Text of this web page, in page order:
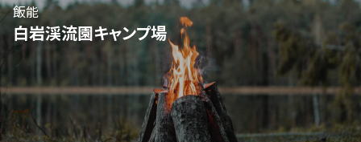
白岩渓流園キャンプ場
飯能